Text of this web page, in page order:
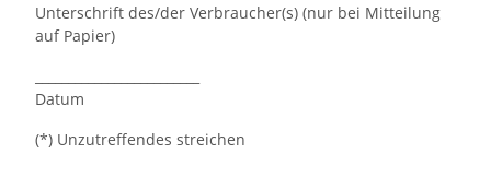
Unterschrift des/der Verbraucher(s) (nur bei Mitteilung
auf Papier)
Datum
(*) Unzutreffendes streichen